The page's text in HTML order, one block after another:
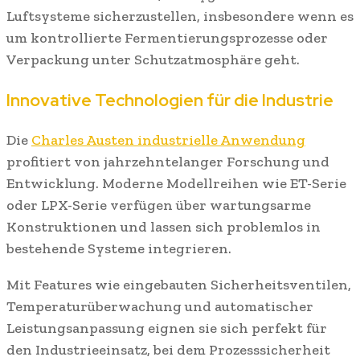
Luftsysteme sicherzustellen, insbesondere wenn es
um kontrollierte Fermentierungsprozesse oder
Verpackung unter Schutzatmosphäre geht.
Innovative Technologien für die Industrie
Die Charles Austen industrielle Anwendung
profitiert von jahrzehntelanger Forschung und
Entwicklung. Moderne Modellreihen wie ET-Serie
oder LPX-Serie verfügen über wartungsarme
Konstruktionen und lassen sich problemlos in
bestehende Systeme integrieren.
Mit Features wie eingebauten Sicherheitsventilen,
Temperaturüberwachung und automatischer
Leistungsanpassung eignen sie sich perfekt für
den Industrieeinsatz, bei dem Prozesssicherheit